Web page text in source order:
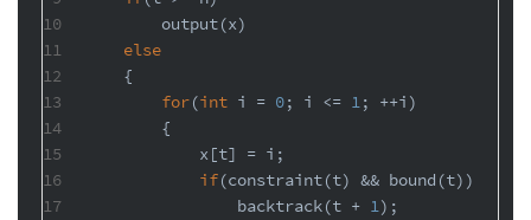
10
11
12
13
14
15
16
17
        output(x)
else
    {
for(int i = 0; i <= 1; ++i)
        {
            x[t] = i;
if(constraint(t) && bound(t))
                backtrack(t +
1);